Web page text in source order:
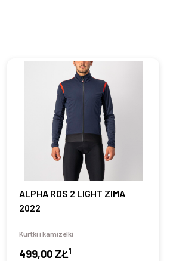
ALPHA ROS 2 LIGHT ZIMA
2022
Kurtki i kamizelki
499,00 ZŁ1